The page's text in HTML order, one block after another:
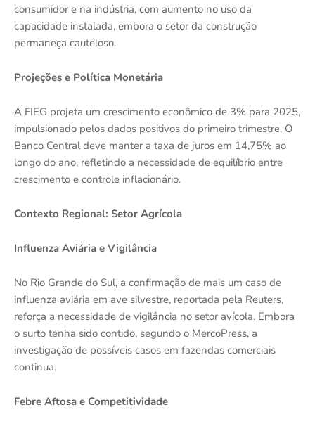
consumidor e na indústria, com aumento no uso da
capacidade instalada, embora o setor da construção
permaneça cauteloso.
Projeções e Política Monetária
A FIEG projeta um crescimento econômico de 3% para 2025,
impulsionado pelos dados positivos do primeiro trimestre. O
Banco Central deve manter a taxa de juros em 14,75% ao
longo do ano, refletindo a necessidade de equilíbrio entre
crescimento e controle inflacionário.
Contexto Regional: Setor Agrícola
Influenza Aviária e Vigilância
No Rio Grande do Sul, a confirmação de mais um caso de
influenza aviária em ave silvestre, reportada pela Reuters,
reforça a necessidade de vigilância no setor avícola. Embora
o surto tenha sido contido, segundo o MercoPress, a
investigação de possíveis casos em fazendas comerciais
continua.
Febre Aftosa e Competitividade